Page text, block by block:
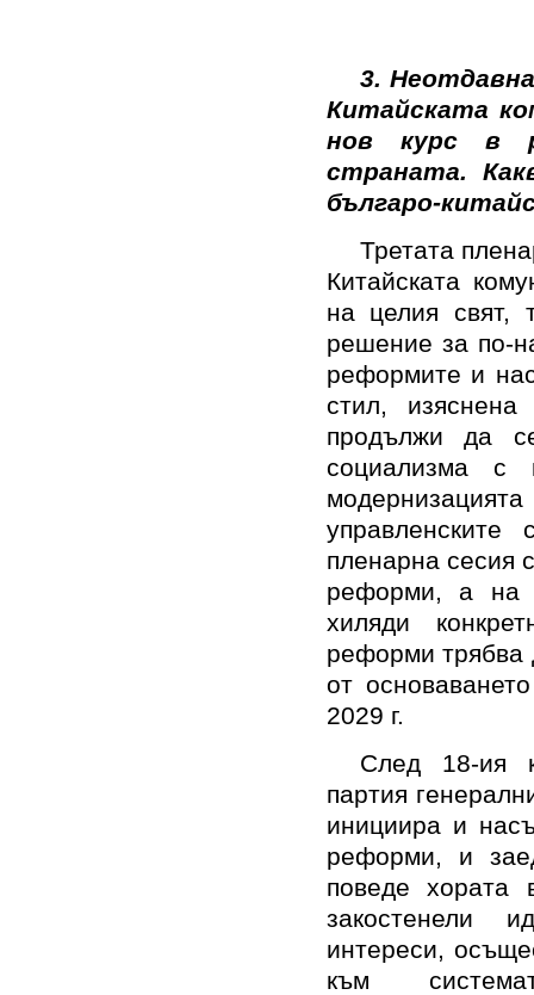
3.
Китайската
нов курс в
страната.
българо-
Третата
Китайската
на целия свят,
решение за по-
реформите и
стил,
продължи да
социализма с
пленарна сесия
реформи, а на
хиляди
реформи трябва
от
2029 г.
След 18-ия
партия
инициира и
реформи, и
поведе хората
закостенели
интереси,
към